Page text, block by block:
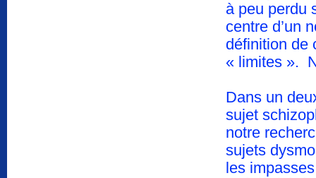
à peu perdu
centre d’un
définition de
« limites ».
Dans un
sujet
notre
sujets
les